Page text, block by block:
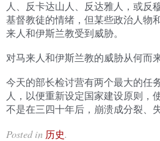
人、反卡达山人、反达雅人，或反
基督教徒的情绪，但某些政治人物
来人和伊斯兰教受到威胁。
对马来人和伊斯兰教的威胁从何而
今天的部长检讨营有两个最大的任
人，以便重新设定国家建设原则，
不是在三四十年后，崩溃成分裂、
Posted in 历史.